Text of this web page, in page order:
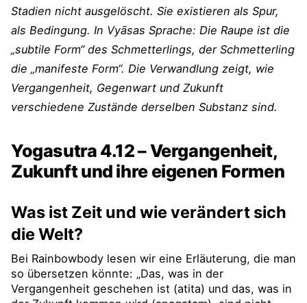
Stadien nicht ausgelöscht. Sie existieren als Spur,
als Bedingung. In Vyāsas Sprache: Die Raupe ist die
„subtile Form“ des Schmetterlings, der Schmetterling
die „manifeste Form“. Die Verwandlung zeigt, wie
Vergangenheit, Gegenwart und Zukunft
verschiedene Zustände derselben Substanz sind.
Yogasutra 4.12 – Vergangenheit,
Zukunft und ihre eigenen Formen
Was ist Zeit und wie verändert sich
die Welt?
Bei Rainbowbody lesen wir eine Erläuterung, die man
so übersetzen könnte: „Das, was in der
Vergangenheit geschehen ist (atita) und das, was in